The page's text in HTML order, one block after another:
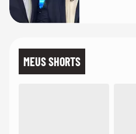
MEUS SHORTS